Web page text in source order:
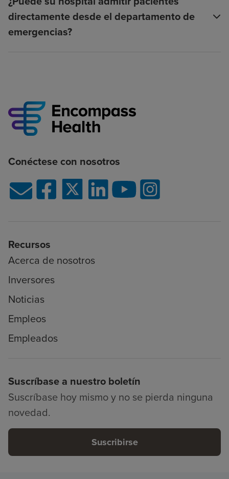
directamente desde el departamento de
emergencias?
Conéctese con nosotros
Recursos
Acerca de nosotros
Inversores
Noticias
Empleos
Empleados
Suscríbase a nuestro boletín
Suscríbase hoy mismo y no se pierda ninguna
novedad.
Suscribirse